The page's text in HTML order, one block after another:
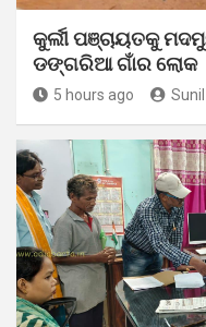
କୁର୍ଲୀ ପଞ୍ଚାୟତକୁ
ଡଙ୍ଗରିଆ ଗାଁର ଲୋକ
5 hours ago